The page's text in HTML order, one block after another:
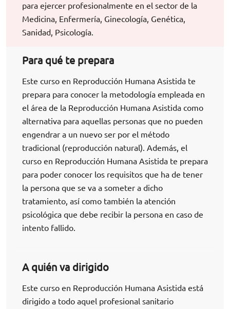
para ejercer profesionalmente en el sector de la
Medicina, Enfermería, Ginecología, Genética,
Sanidad, Psicología.
Para qué te prepara
Este curso en Reproducción Humana Asistida te
prepara para conocer la metodología empleada en
el área de la Reproducción Humana Asistida como
alternativa para aquellas personas que no pueden
engendrar a un nuevo ser por el método
tradicional (reproducción natural). Además, el
curso en Reproducción Humana Asistida te prepara
para poder conocer los requisitos que ha de tener
la persona que se va a someter a dicho
tratamiento, así como también la atención
psicológica que debe recibir la persona en caso de
intento fallido.
A quién va dirigido
Este curso en Reproducción Humana Asistida está
dirigido a todo aquel profesional sanitario